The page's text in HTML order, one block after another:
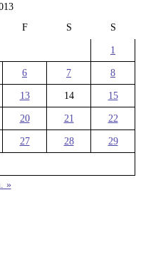
F S S
1
6 7 8
13 14 15
20 21 22
27 28 29
»